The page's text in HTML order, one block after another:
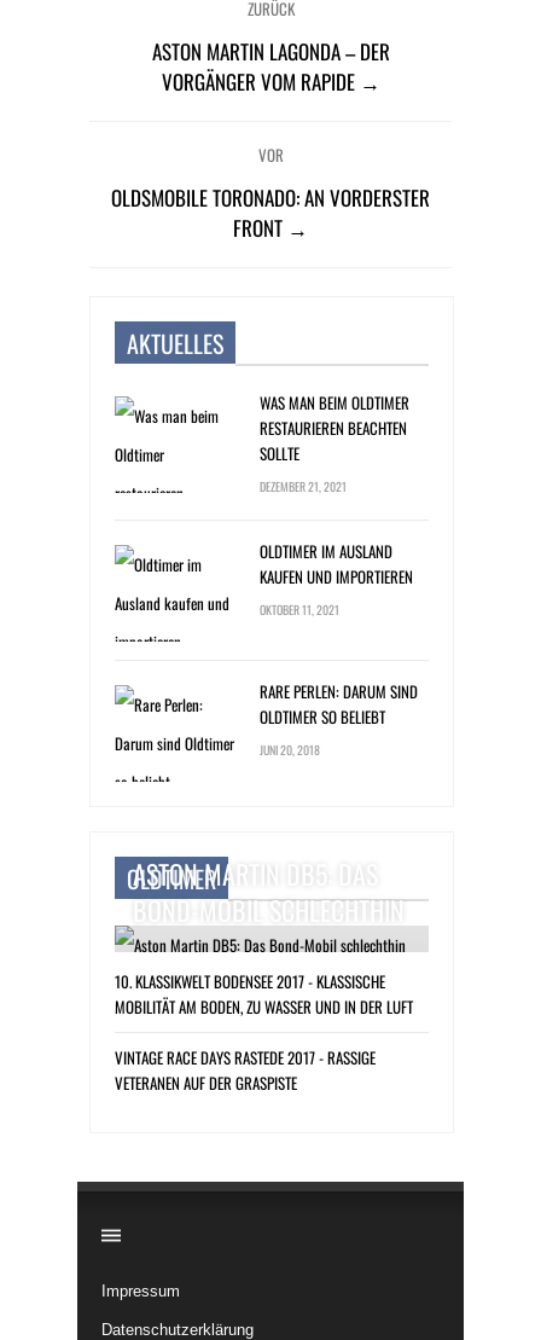
ZURÜCK
ASTON MARTIN LAGONDA – DER
VORGÄNGER VOM RAPIDE →
VOR
OLDSMOBILE TORONADO: AN VORDERSTER
FRONT →
AKTUELLES
WAS MAN BEIM OLDTIMER
RESTAURIEREN BEACHTEN
SOLLTE
DEZEMBER 21, 2021
OLDTIMER IM AUSLAND
KAUFEN UND IMPORTIEREN
OKTOBER 11, 2021
RARE PERLEN: DARUM SIND
OLDTIMER SO BELIEBT
JUNI 20, 2018
OLDTIMER
ASTON MARTIN DB5: DAS
BOND-MOBIL SCHLECHTHIN
10. KLASSIKWELT BODENSEE 2017 - KLASSISCHE
MOBILITÄT AM BODEN, ZU WASSER UND IN DER LUFT
VINTAGE RACE DAYS RASTEDE 2017 - RASSIGE
VETERANEN AUF DER GRASPISTE
Impressum
Datenschutzerklärung